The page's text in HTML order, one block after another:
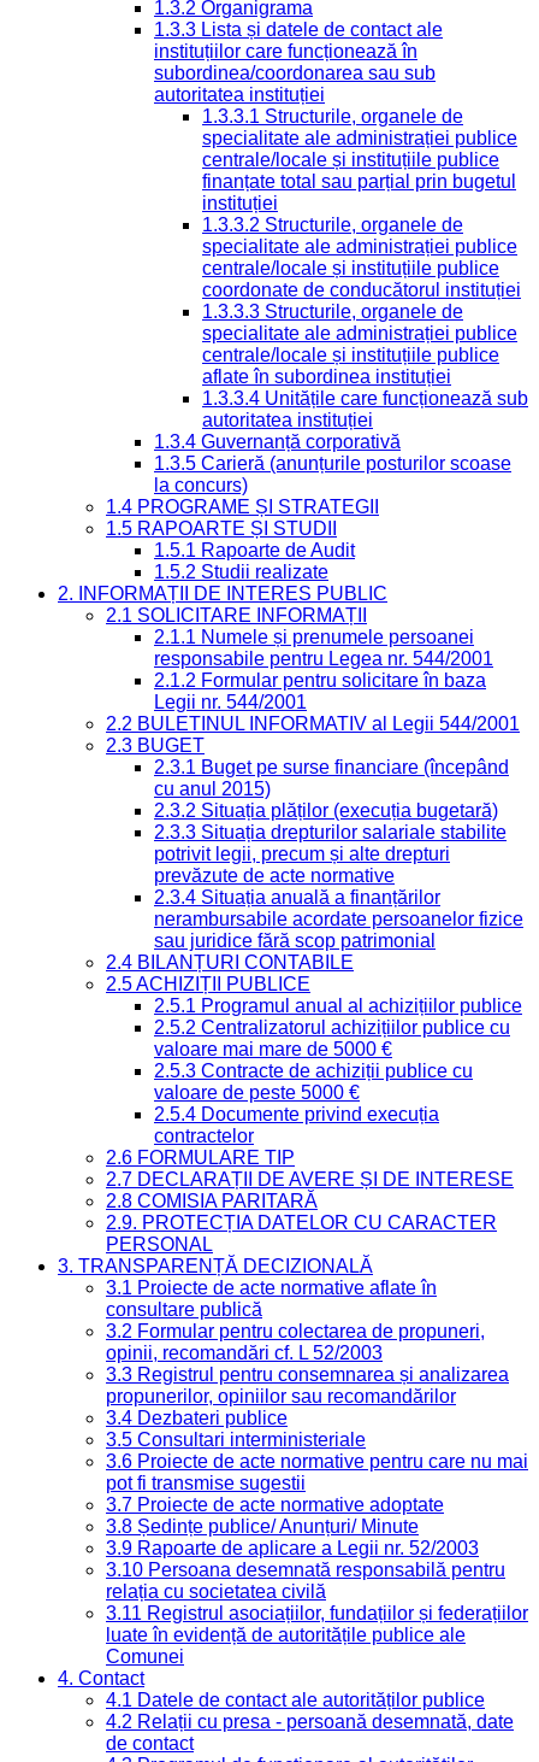
1.3.2 Organigrama
1.3.3 Lista și datele de contact ale
instituțiilor care funcționează în
subordinea/coordonarea sau sub
autoritatea instituției
1.3.3.1 Structurile, organele de
specialitate ale administrației publice
centrale/locale și instituțiile publice
finanțate total sau parțial prin bugetul
instituției
1.3.3.2 Structurile, organele de
specialitate ale administrației publice
centrale/locale și instituțiile publice
coordonate de conducătorul instituției
1.3.3.3 Structurile, organele de
specialitate ale administrației publice
centrale/locale și instituțiile publice
aflate în subordinea instituției
1.3.3.4 Unitățile care funcționează sub
autoritatea instituției
1.3.4 Guvernanță corporativă
1.3.5 Carieră (anunțurile posturilor scoase
la concurs)
1.4 PROGRAME ȘI STRATEGII
1.5 RAPOARTE ȘI STUDII
1.5.1 Rapoarte de Audit
1.5.2 Studii realizate
2. INFORMAȚII DE INTERES PUBLIC
2.1 SOLICITARE INFORMAȚII
2.1.1 Numele și prenumele persoanei
responsabile pentru Legea nr. 544/2001
2.1.2 Formular pentru solicitare în baza
Legii nr. 544/2001
2.2 BULETINUL INFORMATIV al Legii 544/2001
2.3 BUGET
2.3.1 Buget pe surse financiare (începând
cu anul 2015)
2.3.2 Situația plăților (execuția bugetară)
2.3.3 Situația drepturilor salariale stabilite
potrivit legii, precum și alte drepturi
prevăzute de acte normative
2.3.4 Situația anuală a finanțărilor
nerambursabile acordate persoanelor fizice
sau juridice fără scop patrimonial
2.4 BILANȚURI CONTABILE
2.5 ACHIZIȚII PUBLICE
2.5.1 Programul anual al achizițiilor publice
2.5.2 Centralizatorul achizițiilor publice cu
valoare mai mare de 5000 €
2.5.3 Contracte de achiziții publice cu
valoare de peste 5000 €
2.5.4 Documente privind execuția
contractelor
2.6 FORMULARE TIP
2.7 DECLARAȚII DE AVERE ȘI DE INTERESE
2.8 COMISIA PARITARĂ
2.9. PROTECȚIA DATELOR CU CARACTER
PERSONAL
3. TRANSPARENȚĂ DECIZIONALĂ
3.1 Proiecte de acte normative aflate în
consultare publică
3.2 Formular pentru colectarea de propuneri,
opinii, recomandări cf. L 52/2003
3.3 Registrul pentru consemnarea și analizarea
propunerilor, opiniilor sau recomandărilor
3.4 Dezbateri publice
3.5 Consultari interministeriale
3.6 Proiecte de acte normative pentru care nu mai
pot fi transmise sugestii
3.7 Proiecte de acte normative adoptate
3.8 Ședințe publice/ Anunțuri/ Minute
3.9 Rapoarte de aplicare a Legii nr. 52/2003
3.10 Persoana desemnată responsabilă pentru
relația cu societatea civilă
3.11 Registrul asociațiilor, fundațiilor și federațiilor
luate în evidență de autoritățile publice ale
Comunei
4. Contact
4.1 Datele de contact ale autorităților publice
4.2 Relații cu presa - persoană desemnată, date
de contact